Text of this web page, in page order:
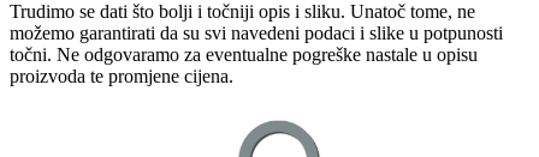
Trudimo se dati što bolji i točniji opis i sliku. Unatoč tome, ne
možemo garantirati da su svi navedeni podaci i slike u potpunosti
točni. Ne odgovaramo za eventualne pogreške nastale u opisu
proizvoda te promjene cijena.